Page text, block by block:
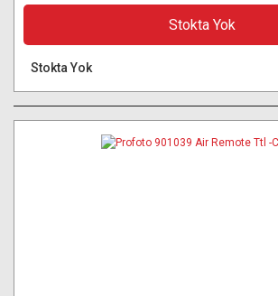
Stokta Yok
Stokta Yok